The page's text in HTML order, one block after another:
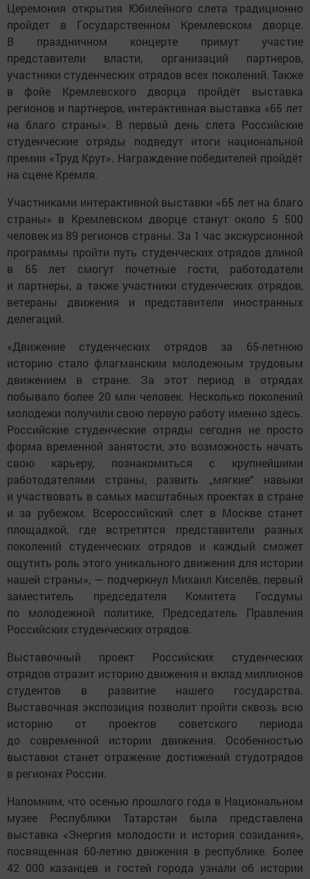
Церемония открытия Юбилейного слета традиционно
пройдет в Государственном Кремлевском дворце.
В праздничном концерте примут участие
представители власти, организаций партнеров,
участники студенческих отрядов всех поколений. Также
в фойе Кремлевского дворца пройдёт выставка
регионов и партнеров, интерактивная выставка «65 лет
на благо страны». В первый день слета Российские
студенческие отряды подведут итоги национальной
премии «Труд Крут». Награждение победителей пройдёт
на сцене Кремля.
Участниками интерактивной выставки «65 лет на благо
страны» в Кремлевском дворце станут около 5 500
человек из 89 регионов страны. За 1 час экскурсионной
программы пройти путь студенческих отрядов длиной
в 65 лет смогут почетные гости, работодатели
и партнеры, а также участники студенческих отрядов,
ветераны движения и представители иностранных
делегаций.
«Движение студенческих отрядов за 65-летнюю
историю стало флагманским молодежным трудовым
движением в стране. За этот период в отрядах
побывало более 20 млн человек. Несколько поколений
молодежи получили свою первую работу именно здесь.
Российские студенческие отряды сегодня не просто
форма временной занятости, это возможность начать
свою карьеру, познакомиться с крупнейшими
работодателями страны, развить „мягкие“ навыки
и участвовать в самых масштабных проектах в стране
и за рубежом. Всероссийский слет в Москве станет
площадкой, где встретятся представители разных
поколений студенческих отрядов и каждый сможет
ощутить роль этого уникального движения для истории
нашей страны», — подчеркнул Михаил Киселёв, первый
заместитель председателя Комитета Госдумы
по молодежной политике, Председатель Правления
Российских студенческих отрядов.
Выставочный проект Российских студенческих
отрядов отразит историю движения и вклад миллионов
студентов в развитие нашего государства.
Выставочная экспозиция позволит пройти сквозь всю
историю от проектов советского периода
до современной истории движения. Особенностью
выставки станет отражение достижений студотрядов
в регионах России.
Напомним, что осенью прошлого года в Национальном
музее Республики Татарстан была представлена
выставка «Энергия молодости и история созидания»,
посвященная 60-летию движения в республике. Более
42 000 казанцев и гостей города узнали об истории